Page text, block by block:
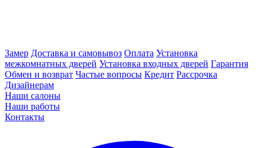
Замер Доставка и самовывоз Оплата Установка
межкомнатных дверей Установка входных дверей Гарантия
Обмен и возврат Частые вопросы Кредит Рассрочка
Дизайнерам
Наши салоны
Наши работы
Контакты